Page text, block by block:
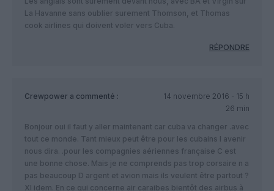
La Havanne sans oublier surement Thomson, et Thomas
cook airlines qui doivent voler vers Cuba.
RÉPONDRE
Crewpower a commenté :
14 novembre 2016 - 15 h
26 min
Bonjour oui il faut y aller maintenant car cuba va changer .avec
tout ce monde. Tant mieux peut être pour les cubains l avenir
nous dira. .pour les compagnies aériennes française C est
une bonne chose. Mais je ne comprends pas trop corsaire n a
pas beaucoup D argent et avion mais ils veulent être partout ?
Xl idem. En ce qui concerne air caraibes bientôt des airbus à